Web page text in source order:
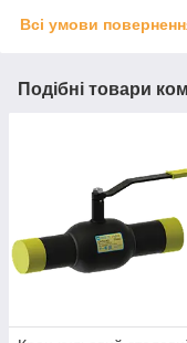
Всі умови
Подібні товари